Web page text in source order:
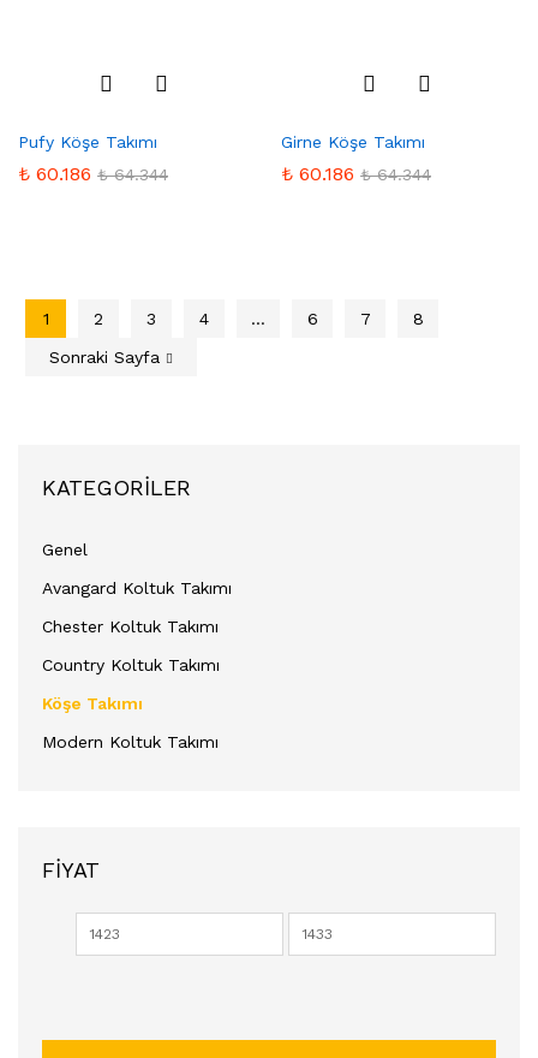
rilere
Ekle
Pufy Köşe Takımı
₺ 60.186 ₺64.344
rilere
Ekle
Girne Köşe Takımı
₺ 60.186 ₺64.344
1 2 3 4 … 6 7
8
Sonraki Sayfa
KATEGORILER
Genel
Avangard Koltuk Takımı
Chester Koltuk Takımı
Country Koltuk Takımı
Köşe Takımı
Modern Koltuk Takımı
FIYAT